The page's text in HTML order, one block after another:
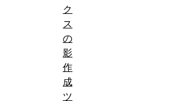
ク
ス
の
影
作
成
ツ